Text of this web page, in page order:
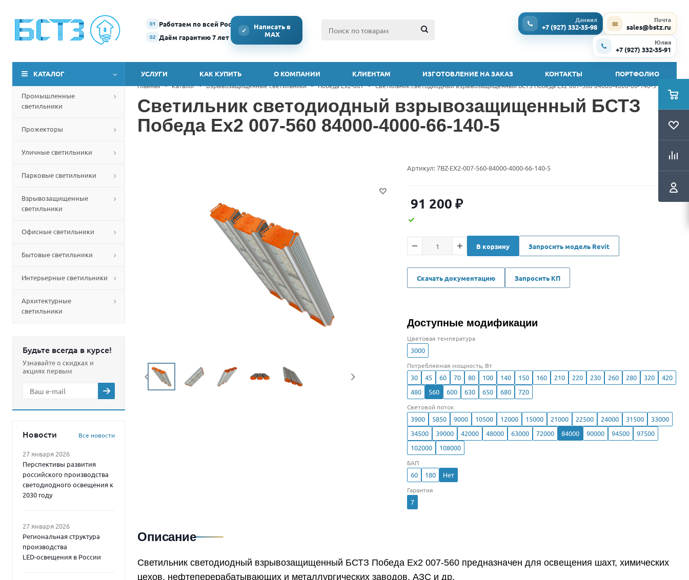
01 Работаем по всей России
02 Даём гарантию 7 лет
✓
Написать в
MAX
Даниил
+7 (927) 332-35-98 ✉ Почта
sales@bstz.ru
Юлия
+7 (927) 332-35-91
КАТАЛОГ УСЛУГИ КАК КУПИТЬ О КОМПАНИИ КЛИЕНТАМ ИЗГОТОВЛЕНИЕ НА ЗАКАЗ КОНТАКТЫ ПОРТФОЛИО
Промышленные
светильники
Прожекторы
Уличные светильники
Парковые светильники
Взрывозащищенные
светильники
Офисные светильники
Бытовые светильники
Интерьерные светильники
Архитектурные
светильники
Будьте всегда в курсе!
Узнавайте о скидках и
акциях первым
Новости Все новости
27 января 2026
Перспективы развития
российского производства
светодиодного освещения к
2030 году
27 января 2026
Региональная структура
производства
LED‑освещения в России
Главная - Каталог - Взрывозащищенные светильники - Победа Ex2-007 - Светильник светодиодный взрывозащищенный БСТЗ Победа Ex2 007-560 84000-4000-66-140-5
Светильник светодиодный взрывозащищенный БСТЗ
Победа Ex2 007-560 84000-4000-66-140-5
Артикул:7BZ-EX2-007-560-84000-4000-66-140-5
91 200 ₽
В корзину Запросить модель Revit
Скачать документацию Запросить КП
Доступные модификации
Цветовая температура
3000
Потребляемая мощность, Вт
30 45 60 70 80 100 140 150 160 210 220 230 260 280 320
420
480
560 600 630 650 680 720
Световой поток
3900 5850 9000 10500 12000 15000 21000 22500 24000 31500
33000
34500
39000 42000 48000 63000 72000 84000 90000 94500
97500
102000
108000
БАП
60 180 Нет
Гарантия
7
Описание
Светильник светодиодный взрывозащищенный БСТЗ Победа Ex2 007-560 предназначен для освещения шахт, химических
цехов, нефтеперерабатывающих и металлургических заводов, АЗС и др.